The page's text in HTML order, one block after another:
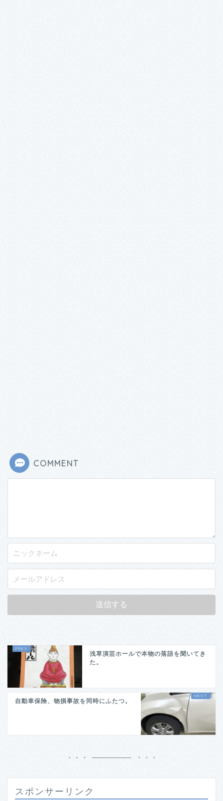
COMMENT
浅草演芸ホールで本物の落語を聞いてき
た。
自動車保険、物損事故を同時にふたつ。
スポンサーリンク